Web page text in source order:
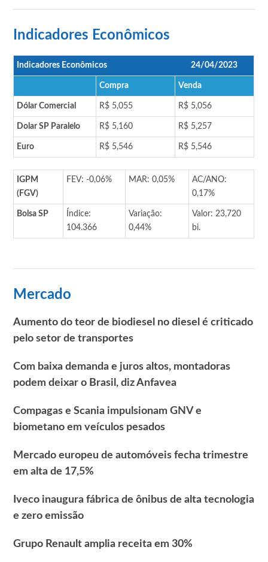
Indicadores Econômicos
Indicadores Econômicos 24/04/2023
Compra Venda
Dólar Comercial R$ 5,055 R$ 5,056
Dolar SP Paralelo R$ 5,160 R$ 5,257
Euro R$ 5,546 R$ 5,546
IGPM
(FGV)
FEV: -0,06% MAR: 0,05%
AC/ANO:
0,17%
Bolsa SP
Índice:
104.366
Variação:
0,44%
Valor: 23,720
bi.
Mercado
Aumento do teor de biodiesel no diesel é criticado
pelo setor de transportes
Com baixa demanda e juros altos, montadoras
podem deixar o Brasil, diz Anfavea
Compagas e Scania impulsionam GNV e
biometano em veículos pesados
Mercado europeu de automóveis fecha trimestre
em alta de 17,5%
Iveco inaugura fábrica de ônibus de alta tecnologia
e zero emissão
Grupo Renault amplia receita em 30%